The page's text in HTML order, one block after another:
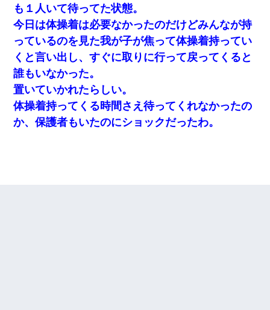
も１人いて待ってた状態。
今日は体操着は必要なかったのだけどみんなが持
っているのを見た我が子が焦って体操着持ってい
くと言い出し、すぐに取りに行って戻ってくると
誰もいなかった。
置いていかれたらしい。
体操着持ってくる時間さえ待ってくれなかったの
か、保護者もいたのにショックだったわ。